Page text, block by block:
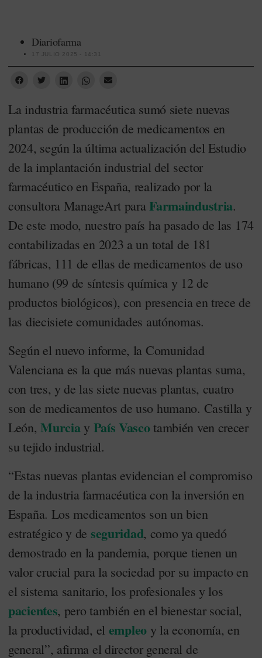
Diariofarma
17 JULIO 2025 - 14:31
La industria farmacéutica sumó siete nuevas
plantas de producción de medicamentos en
2024, según la última actualización del Estudio
de la implantación industrial del sector
farmacéutico en España, realizado por la
consultora ManageArt paraFarmaindustria.
De este modo, nuestro país ha pasado de las 174
contabilizadas en 2023 a un total de 181
fábricas, 111 de ellas de medicamentos de uso
humano (99 de síntesis química y 12 de
productos biológicos), con presencia en trece de
las diecisiete comunidades autónomas.
Según el nuevo informe, la Comunidad
Valenciana es la que más nuevas plantas suma,
con tres, y de las siete nuevas plantas, cuatro
son de medicamentos de uso humano. Castilla y
León,Murciay País Vascotambién ven crecer
su tejido industrial.
“Estas nuevas plantas evidencian el compromiso
de la industria farmacéutica con la inversión en
España. Los medicamentos son un bien
estratégico y de seguridad, como ya quedó
demostrado en la pandemia, porque tienen un
valor crucial para la sociedad por su impacto en
el sistema sanitario, los profesionales y los
pacientes, pero también en el bienestar social,
la productividad, el empleoy la economía, en
general”, afirma el director general de